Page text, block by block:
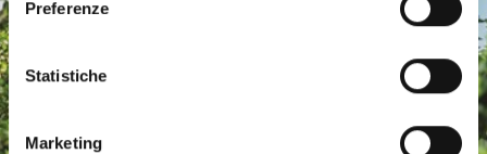
Preferenze
Statistiche
Marketing